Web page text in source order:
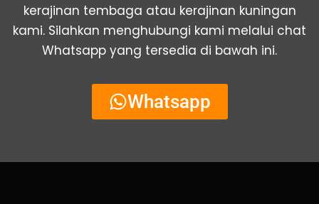
kerajinan tembaga atau kerajinan kuningan
kami. Silahkan menghubungi kami melalui chat
Whatsapp yang tersedia di bawah ini.
Whatsapp